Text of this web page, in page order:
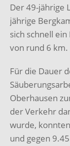
Der 49-jährige
jährige
sich schnell
von rund 6 km.
Für die Dauer
Oberhausen
der Verkehr
wurde,
und gegen